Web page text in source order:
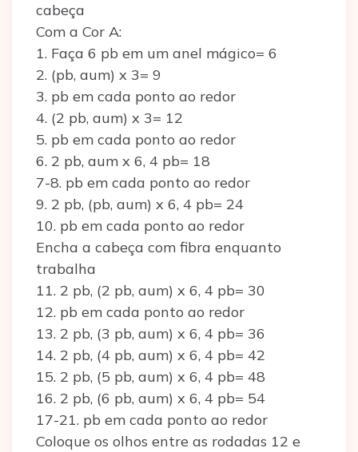
cabeça
Com a Cor A:
1. Faça 6 pb em um anel mágico= 6
2. (pb, aum) x 3= 9
3. pb em cada ponto ao redor
4. (2 pb, aum) x 3= 12
5. pb em cada ponto ao redor
6. 2 pb, aum x 6, 4 pb= 18
7-8. pb em cada ponto ao redor
9. 2 pb, (pb, aum) x 6, 4 pb= 24
10. pb em cada ponto ao redor
Encha a cabeça com fibra enquanto
trabalha
11. 2 pb, (2 pb, aum) x 6, 4 pb= 30
12. pb em cada ponto ao redor
13. 2 pb, (3 pb, aum) x 6, 4 pb= 36
14. 2 pb, (4 pb, aum) x 6, 4 pb= 42
15. 2 pb, (5 pb, aum) x 6, 4 pb= 48
16. 2 pb, (6 pb, aum) x 6, 4 pb= 54
17-21. pb em cada ponto ao redor
Coloque os olhos entre as rodadas 12 e